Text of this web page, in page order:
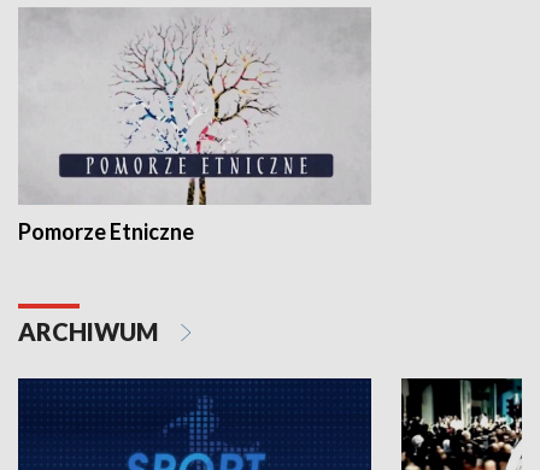
Pomorze Etniczne
ARCHIWUM